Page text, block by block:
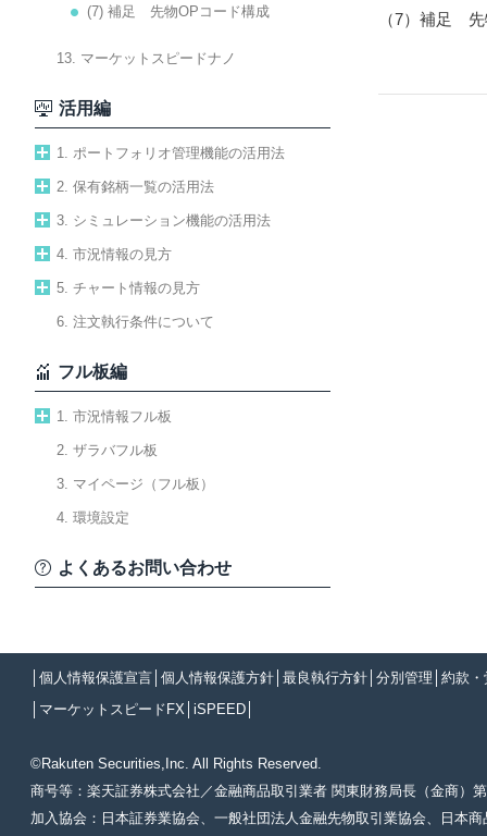
（7） 補足 先
(7) 補足 先物OPコード構成
13. マーケットスピードナノ
活用編
1. ポートフォリオ管理機能の活用法
2. 保有銘柄一覧の活用法
3. シミュレーション機能の活用法
4. 市況情報の見方
5. チャート情報の見方
6. 注文執行条件について
フル板編
1. 市況情報フル板
2. ザラバフル板
3. マイページ（フル板）
4. 環境設定
よくあるお問い合わせ
個人情報保護宣言 個人情報保護方針 最良執行方針 分別管理 約款・
マーケットスピードFX iSPEED
©Rakuten Securities,Inc. All Rights Reserved.
商号等：楽天証券株式会社／金融商品取引業者 関東財務局長（金商）
加入協会：日本証券業協会、一般社団法人金融先物取引業協会、日本